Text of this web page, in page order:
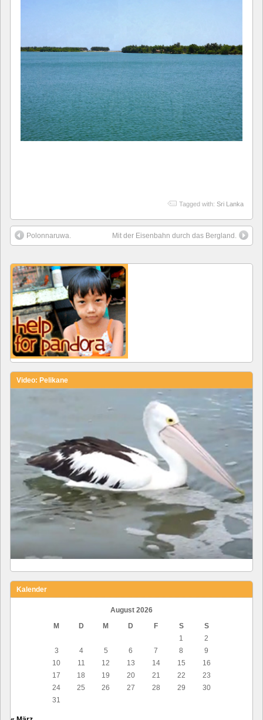
Tagged with: Sri Lanka
Polonnaruwa. Mit der Eisenbahn durch das Bergland.
Video: Pelikane
Kalender
August 2026
M
D M D F S
S
1
2
3
4 5 6 7 8
9
10
11 12 13 14 15
16
17
18 19 20 21 22
23
24
25 26 27 28 29
30
31